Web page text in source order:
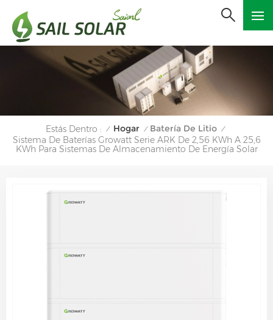
Estás Dentro : / Hogar / Batería De Litio /
Sistema De Baterías Growatt Serie ARK De 2,56 KWh A 25,6
KWh Para Sistemas De Almacenamiento De Energía Solar